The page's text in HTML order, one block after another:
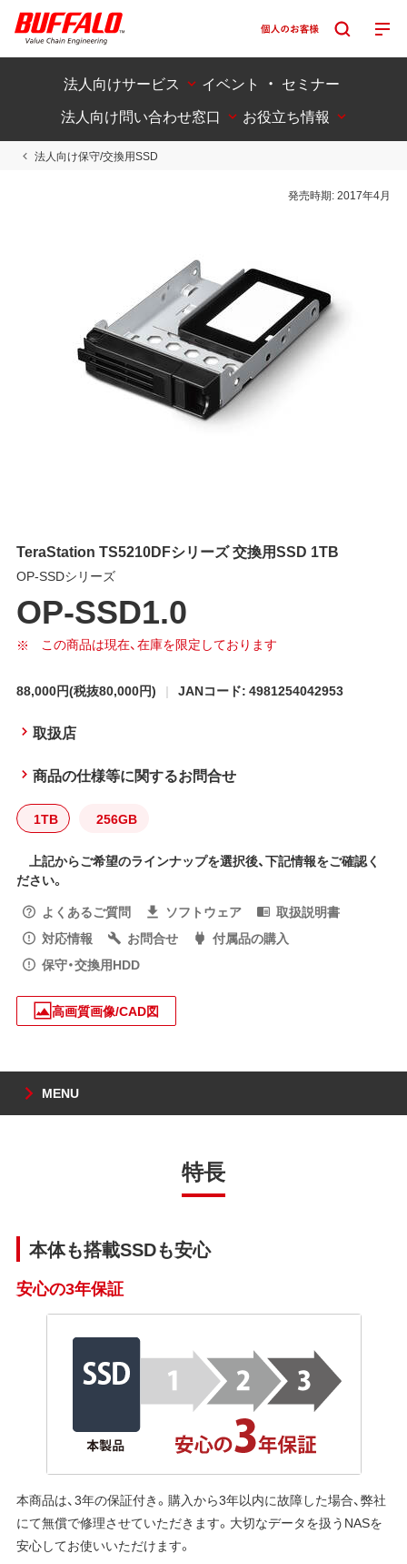
法人向けサービス
イベント ・ セミナー
法人向け問い合わせ窓口
お役立ち情報
法人向け保守/交換用SSD
発売時期:2017年4月
TeraStation TS5210DFシリーズ 交換用SSD 1TB
OP-SSDシリーズ
OP-SSD1.0
この商品は現在、在庫を限定しております
88,000円(税抜80,000円) JANコード: 4981254042953
取扱店
商品の仕様等に関するお問合せ
1TB 256GB
上記からご希望のラインナップを選択後、下記情報をご確認く
ださい。
よくあるご質問
ソフトウェア
取扱説明書
対応情報
お問合せ
付属品の購入
保守・交換用HDD
高画質画像/CAD図
MENU
特長
本体も搭載SSDも安心
安心の3年保証
本商品は、3年の保証付き。購入から3年以内に故障した場合、弊社
にて無償で修理させていただきます。大切なデータを扱うNASを
安心してお使いいただけます。